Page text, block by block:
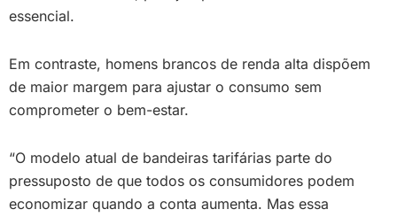
essencial.
Em contraste, homens brancos de renda alta dispõem
de maior margem para ajustar o consumo sem
comprometer o bem-estar.
“O modelo atual de bandeiras tarifárias parte do
pressuposto de que todos os consumidores podem
economizar quando a conta aumenta. Mas essa